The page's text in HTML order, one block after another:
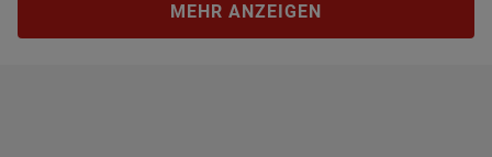
MEHR ANZEIGEN